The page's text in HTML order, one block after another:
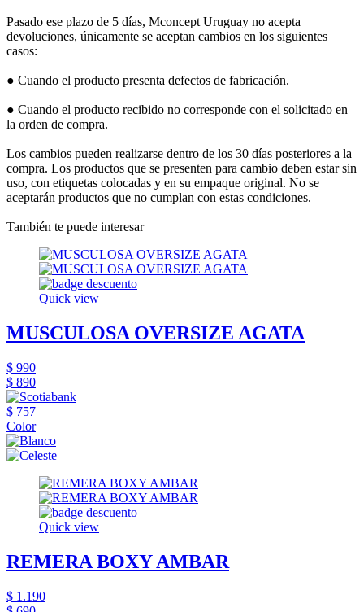
Pasado ese plazo de 5 días, Mconcept Uruguay no acepta
devoluciones, únicamente se aceptan cambios en los siguientes
casos:
● Cuando el producto presenta defectos de fabricación.
● Cuando el producto recibido no corresponde con el solicitado en
la orden de compra.
Los cambios pueden realizarse dentro de los 30 días posteriores a la
compra. Los productos que se presenten para cambio deben estar sin
uso, con etiquetas colocadas y en su empaque original. No se
aceptarán productos que no cumplan con estas condiciones.
También te puede interesar
Quick view
MUSCULOSA OVERSIZE AGATA
$ 990
$ 890
$ 757
Color
Quick view
REMERA BOXY AMBAR
$ 1.190